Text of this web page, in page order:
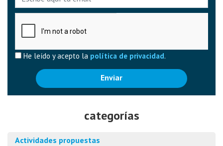
He leído y acepto la política de privacidad.
Enviar
categorías
Actividades propuestas